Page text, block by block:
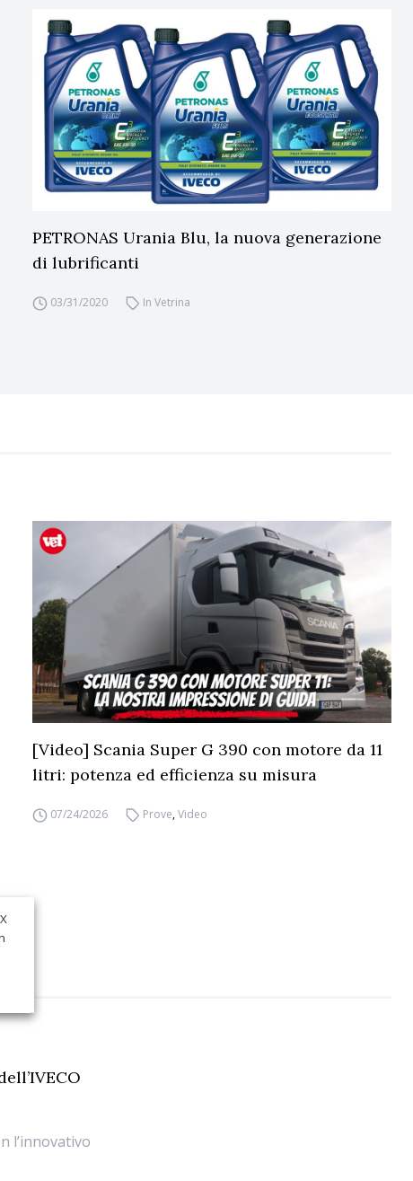
PETRONAS Urania Blu, la nuova generazione
di lubrificanti
03/31/2020 In Vetrina
[Video] Scania Super G 390 con motore da 11
litri: potenza ed efficienza su misura
07/24/2026 Prove,Video
l’innovativo
X